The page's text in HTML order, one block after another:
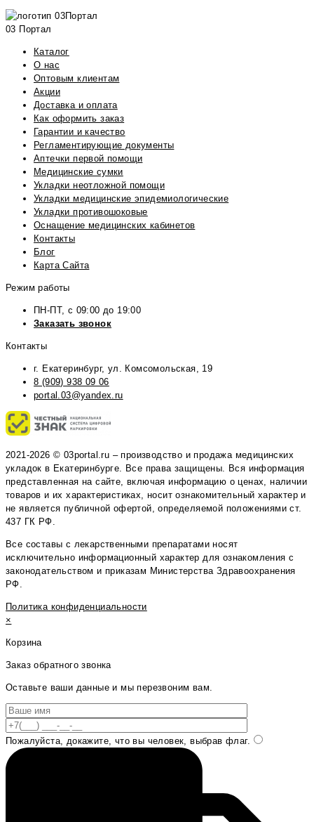
03 Портал
Каталог
О нас
Оптовым клиентам
Акции
Доставка и оплата
Как оформить заказ
Гарантии и качество
Регламентирующие документы
Аптечки первой помощи
Медицинские сумки
Укладки неотложной помощи
Укладки медицинские эпидемиологические
Укладки противошоковые
Оснащение медицинских кабинетов
Контакты
Блог
Карта Сайта
Режим работы
ПН-ПТ, с 09:00 до 19:00
Заказать звонок
Контакты
г. Екатеринбург, ул. Комсомольская, 19
8 (909) 938 09 06
portal.03@yandex.ru
2021-2026 © 03portal.ru – производство и продажа медицинских
укладок в Екатеринбурге. Все права защищены. Вся информация
представленная на сайте, включая информацию о ценах, наличии
товаров и их характеристиках, носит ознакомительный характер и
не является публичной офертой, определяемой положениями ст.
437 ГК РФ.
Все составы с лекарственными препаратами носят
исключительно информационный характер для ознакомления с
законодательством и приказам Министерства Здравоохранения
РФ.
Политика конфиденциальности
×
Корзина
Заказ обратного звонка
Оставьте ваши данные и мы перезвоним вам.
Пожалуйста, докажите, что вы человек, выбрав флаг.